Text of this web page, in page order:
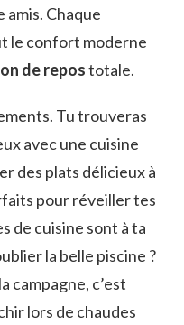
amis. Chaque
le confort moderne
de repostotale.
Tu trouveras
avec une cuisine
des plats délicieux à
pour réveiller tes
de cuisine sont à ta
la belle piscine ?
campagne, c’est
lors de chaudes